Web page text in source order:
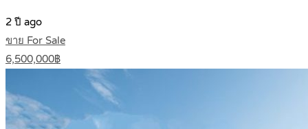
2 ปี ago
ขาย For Sale
6,500,000฿